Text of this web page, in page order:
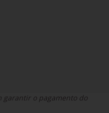
garantir o pagamento do